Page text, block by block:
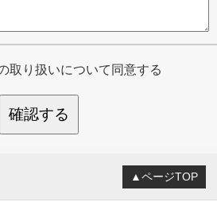
取り扱いについて同意する
確認する
▲ページTOP